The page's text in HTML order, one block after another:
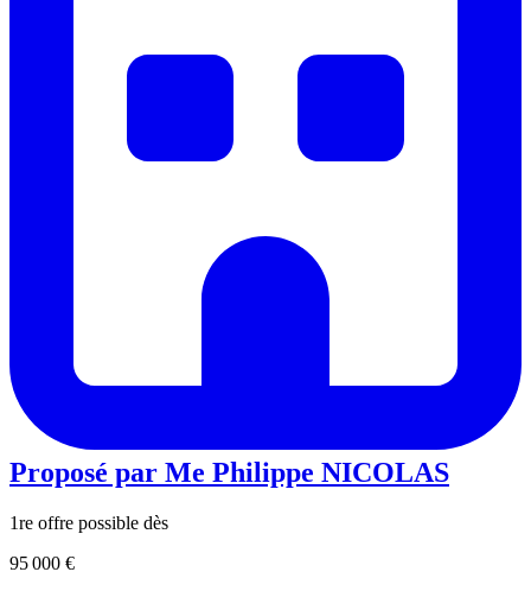
Proposé par Me Philippe NICOLAS
1re offre possible dès
95 000 €